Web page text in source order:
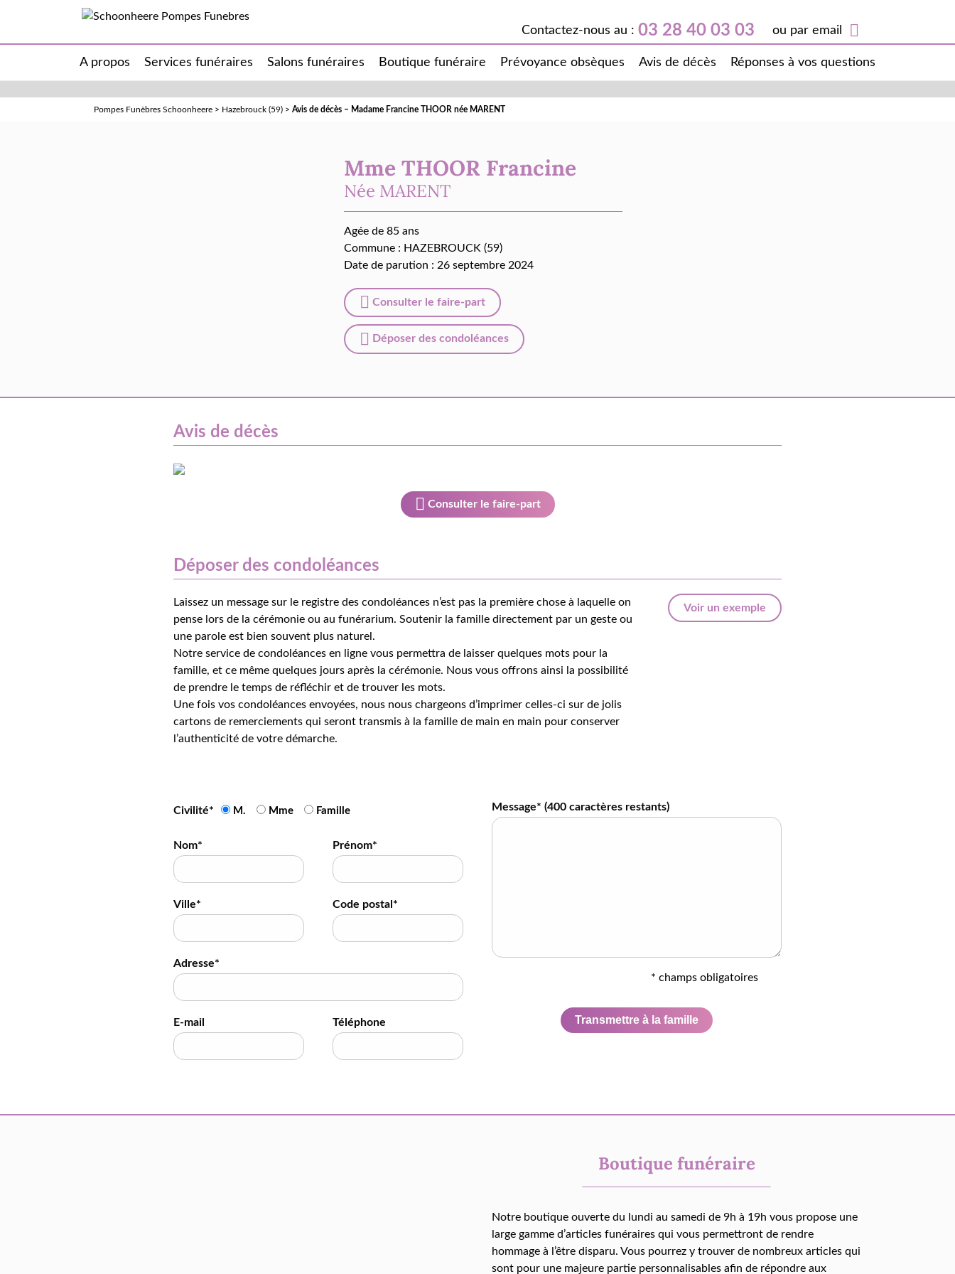
Contactez-nous au : 03 28 40 03 03 ou par email
A propos Services funéraires Salons funéraires Boutique funéraire Prévoyance obsèques Avis de décès Réponses à vos questions
Pompes Funèbres Schoonheere > Hazebrouck (59) > Avis de décès – Madame Francine THOOR née MARENT
Mme THOOR Francine
Née MARENT
Agée de 85 ans
Commune : HAZEBROUCK (59)
Date de parution : 26 septembre 2024
Consulter le faire-part
Déposer des condoléances
Avis de décès
Consulter le faire-part
Déposer des condoléances
Laissez un message sur le registre des condoléances n’est pas la première chose à laquelle on
pense lors de la cérémonie ou au funérarium. Soutenir la famille directement par un geste ou
une parole est bien souvent plus naturel.
Notre service de condoléances en ligne vous permettra de laisser quelques mots pour la
famille, et ce même quelques jours après la cérémonie. Nous vous offrons ainsi la possibilité
de prendre le temps de réfléchir et de trouver les mots.
Une fois vos condoléances envoyées, nous nous chargeons d’imprimer celles-ci sur de jolis
cartons de remerciements qui seront transmis à la famille de main en main pour conserver
l’authenticité de votre démarche.
Voir un exemple
Civilité* M. Mme Famille
Nom* Prénom*
Ville* Code postal*
Adresse*
E-mail Téléphone
Message* (400 caractères restants)
* champs obligatoires
Transmettre à la famille
Boutique funéraire
Notre boutique ouverte du lundi au samedi de 9h à 19h vous propose une
large gamme d’articles funéraires qui vous permettront de rendre
hommage à l’être disparu. Vous pourrez y trouver de nombreux articles qui
sont pour une majeure partie personnalisables afin de répondre aux